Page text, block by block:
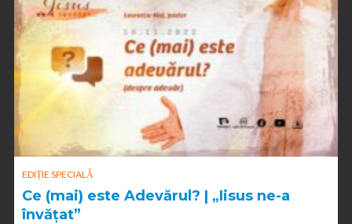
EDIȚIE SPECIALĂ
Ce (mai) este Adevărul? | „Iisus ne-a
învățat”